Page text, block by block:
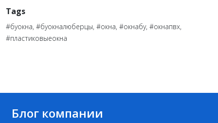
Tags
#буокна, #буокналюберцы, #окна, #окнабу, #окнапвх,
#пластиковыеокна
Блог компании